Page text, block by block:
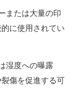
または大量の印
に使用されてい
湿度への曝露
傷を促進する可